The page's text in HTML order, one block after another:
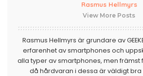
Rasmus Hellmyrs
View More Posts
Rasmus Hellmyrs är grundare av
erfarenhet av smartphones och
alla typer av smartphones, men främst
då hårdvaran i dessa är väldigt